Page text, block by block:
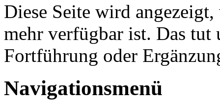
Diese Seite wird
mehr verfügbar ist. Das tut
Fortführung oder
Navigationsmenü